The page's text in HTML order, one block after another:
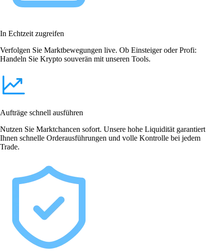
In Echtzeit zugreifen
Verfolgen Sie Marktbewegungen live. Ob Einsteiger oder Profi:
Handeln Sie Krypto souverän mit unseren Tools.
Aufträge schnell ausführen
Nutzen Sie Marktchancen sofort. Unsere hohe Liquidität garantiert
Ihnen schnelle Orderausführungen und volle Kontrolle bei jedem
Trade.